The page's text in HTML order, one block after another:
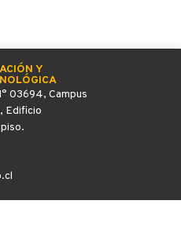
Y
03694, Campus
Edificio